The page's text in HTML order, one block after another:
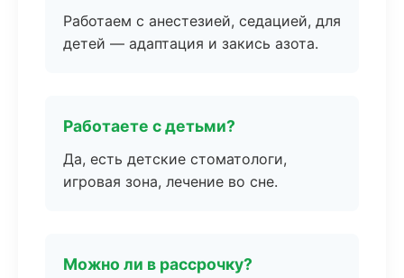
Работаем с анестезией, седацией, для
детей — адаптация и закись азота.
Работаете с детьми?
Да, есть детские стоматологи,
игровая зона, лечение во сне.
Можно ли в рассрочку?